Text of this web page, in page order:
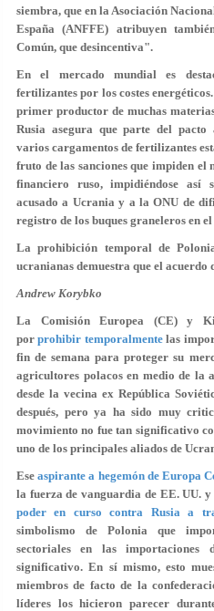
siembra, que en la Asociación
España (ANFFE) atribuyen
Común, que desincentiva".
En el mercado mundial es
fertilizantes por los costes
primer productor de muchas
Rusia asegura que parte del
varios cargamentos de fertilizantes
fruto de las sanciones que impiden
financiero ruso, impidiéndose así
acusado a Ucrania y a la ONU de
registro de los buques graneleros en
La prohibición temporal de
ucranianas demuestra que el acuerdo
Andrew Korybko
La Comisión Europea (CE) y
porprohibir temporalmentelas
fin de semana para proteger su
agricultores polacos en medio de la
desde la vecina ex República
después, pero ya ha sido muy
movimiento no fue tan significativo
uno de los principales aliados de
Eseaspirante a hegemón de Europa
la fuerza de vanguardia de EE. UU.
poder en curso contra Rusia a
simbolismo de Polonia que
sectoriales en las importaciones
significativo. En sí mismo, esto
miembros de facto de la
líderes los hicieron parecer